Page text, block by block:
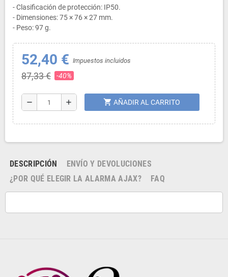
- Clasificación de protección: IP50.
- Dimensiones: 75 × 76 × 27 mm.
- Peso: 97 g.
52,40 € Impuestos incluidos
87,33 € -40%
remove add shopping_cart AÑADIR AL CARRITO
DESCRIPCIÓN
ENVÍO Y DEVOLUCIONES
¿POR QUÉ ELEGIR LA ALARMA AJAX?
FAQ